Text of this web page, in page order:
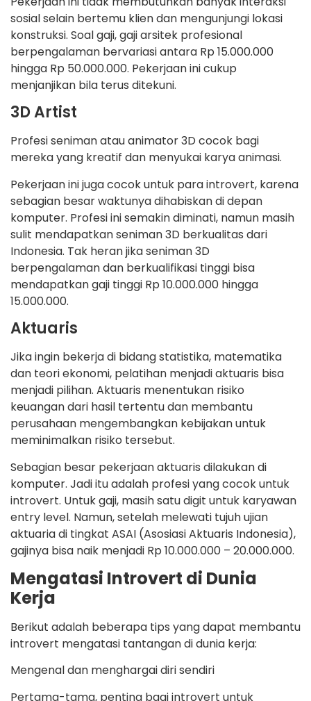
sosial selain bertemu klien dan mengunjungi lokasi
konstruksi. Soal gaji, gaji arsitek profesional
berpengalaman bervariasi antara Rp 15.000.000
hingga Rp 50.000.000. Pekerjaan ini cukup
menjanjikan bila terus ditekuni.
3D Artist
Profesi seniman atau animator 3D cocok bagi
mereka yang kreatif dan menyukai karya animasi.
Pekerjaan ini juga cocok untuk para introvert, karena
sebagian besar waktunya dihabiskan di depan
komputer. Profesi ini semakin diminati, namun masih
sulit mendapatkan seniman 3D berkualitas dari
Indonesia. Tak heran jika seniman 3D
berpengalaman dan berkualifikasi tinggi bisa
mendapatkan gaji tinggi Rp 10.000.000 hingga
15.000.000.
Aktuaris
Jika ingin bekerja di bidang statistika, matematika
dan teori ekonomi, pelatihan menjadi aktuaris bisa
menjadi pilihan. Aktuaris menentukan risiko
keuangan dari hasil tertentu dan membantu
perusahaan mengembangkan kebijakan untuk
meminimalkan risiko tersebut.
Sebagian besar pekerjaan aktuaris dilakukan di
komputer. Jadi itu adalah profesi yang cocok untuk
introvert. Untuk gaji, masih satu digit untuk karyawan
entry level. Namun, setelah melewati tujuh ujian
aktuaria di tingkat ASAI (Asosiasi Aktuaris Indonesia),
gajinya bisa naik menjadi Rp 10.000.000 – 20.000.000.
Mengatasi Introvert di Dunia
Kerja
Berikut adalah beberapa tips yang dapat membantu
introvert mengatasi tantangan di dunia kerja:
Mengenal dan menghargai diri sendiri
Pertama-tama, penting bagi introvert untuk